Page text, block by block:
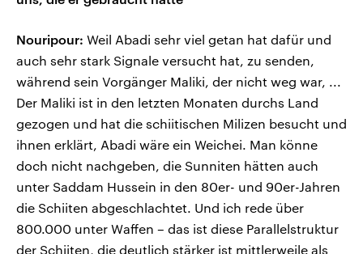
Nouripour: Weil Abadi sehr viel getan hat dafür und
auch sehr stark Signale versucht hat, zu senden,
während sein Vorgänger Maliki, der nicht weg war, ...
Der Maliki ist in den letzten Monaten durchs Land
gezogen und hat die schiitischen Milizen besucht und
ihnen erklärt, Abadi wäre ein Weichei. Man könne
doch nicht nachgeben, die Sunniten hätten auch
unter Saddam Hussein in den 80er- und 90er-Jahren
die Schiiten abgeschlachtet. Und ich rede über
800.000 unter Waffen – das ist diese Parallelstruktur
der Schiiten, die deutlich stärker ist mittlerweile als